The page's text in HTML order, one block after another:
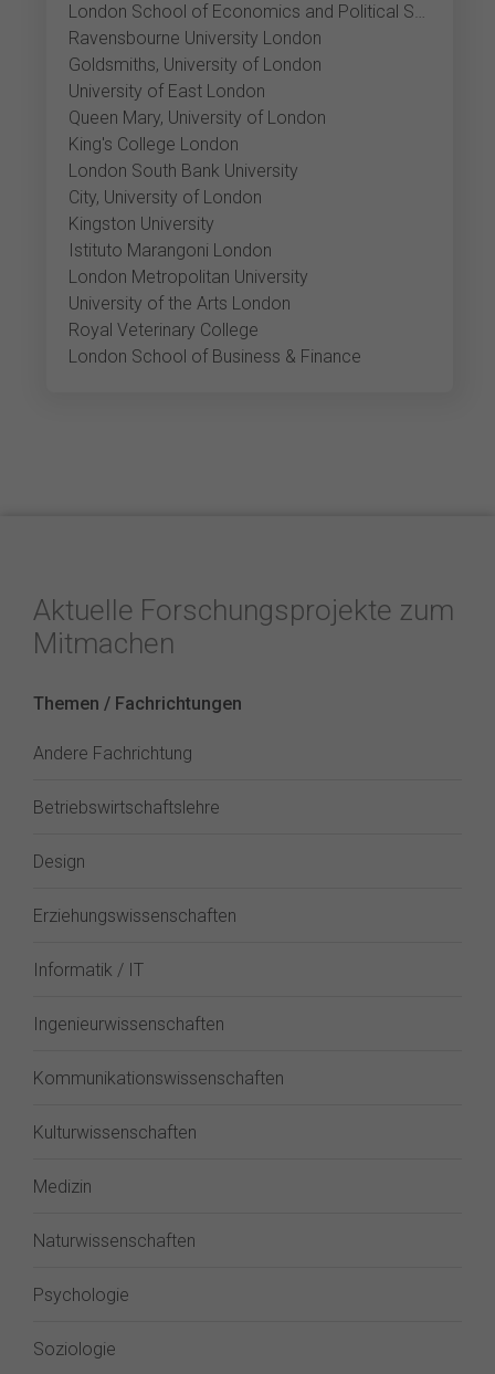
London School of Economics and Political Science
Ravensbourne University London
Goldsmiths, University of London
University of East London
Queen Mary, University of London
King's College London
London South Bank University
City, University of London
Kingston University
Istituto Marangoni London
London Metropolitan University
University of the Arts London
Royal Veterinary College
London School of Business & Finance
Aktuelle Forschungsprojekte zum
Mitmachen
Themen / Fachrichtungen
Andere Fachrichtung
Betriebswirtschaftslehre
Design
Erziehungswissenschaften
Informatik / IT
Ingenieurwissenschaften
Kommunikationswissenschaften
Kulturwissenschaften
Medizin
Naturwissenschaften
Psychologie
Soziologie